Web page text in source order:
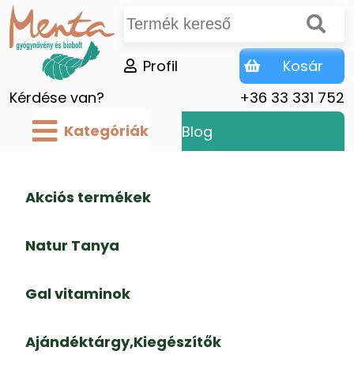
Kérdése van? +36 33 331 752
Profil Kosár
Kategóriák Blog
Akciós termékek
Natur Tanya
Gal vitaminok
Ajándéktárgy,Kiegészítők